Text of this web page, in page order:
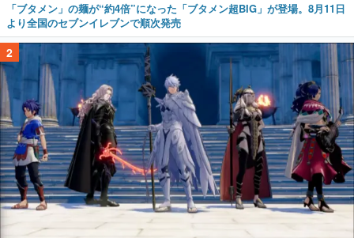
「ブタメン」の麺が“約4倍”になった「ブタメン超BIG」が登場。8月11日
より全国のセブンイレブンで順次発売
2